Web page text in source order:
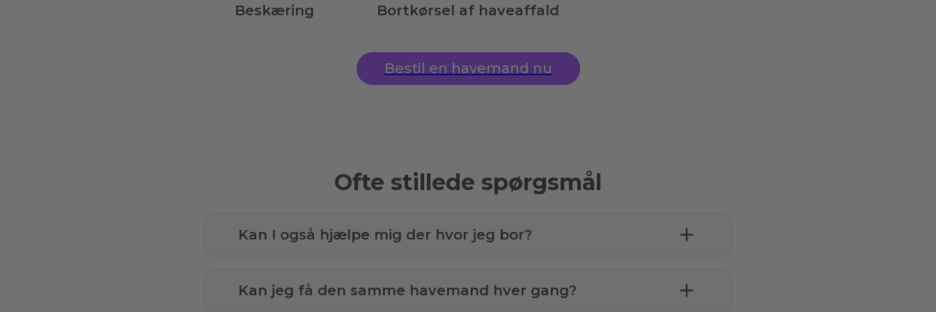
Beskæring Bortkørsel af haveaffald
Bestil en havemand nu
Ofte stillede spørgsmål
Kan I også hjælpe mig der hvor jeg bor?
Kan jeg få den samme havemand hver gang?